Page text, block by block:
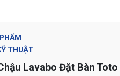
THUẬT
Lavabo Đặt Bàn Toto